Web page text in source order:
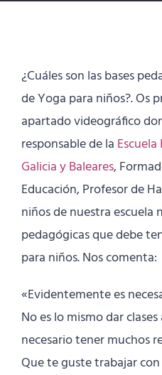
¿Cuáles son las bases
de Yoga para niños?. Os
apartado videográfico
responsable de la
Galicia y Baleares,
Educación, Profesor de
niños de nuestra escuela
pedagógicas que debe
para niños. Nos comenta:
«Evidentemente es
No es lo mismo dar
necesario tener muchos
Que te guste trabajar